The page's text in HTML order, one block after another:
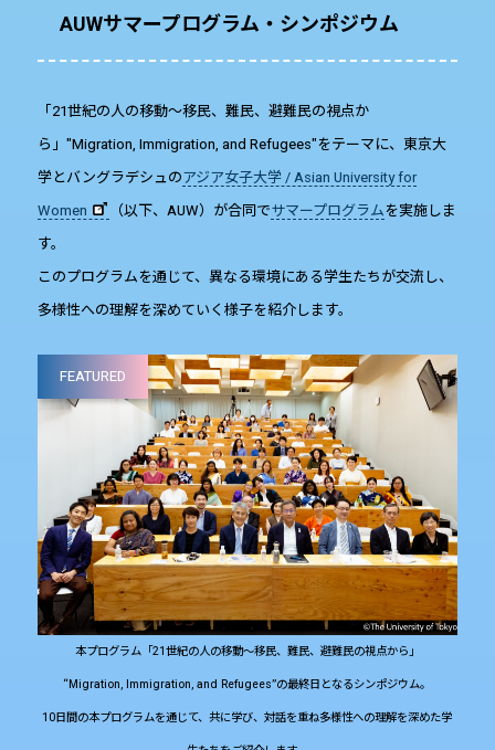
AUWサマープログラム・シンポジウム
「21世紀の人の移動～移民、難民、避難民の視点か
ら」"Migration, Immigration, and Refugees"をテーマに、東京大
学とバングラデシュのアジア女子大学 / Asian University for
Women
（以下、AUW）が合同でサマープログラムを実施しま
す。
このプログラムを通じて、異なる環境にある学生たちが交流し、
多様性への理解を深めていく様子を紹介します。
FEATURED
本プログラム「21世紀の人の移動～移民、難民、避難民の視点から」
“Migration, Immigration, and Refugees”の最終日となるシンポジウム。
10日間の本プログラムを通じて、共に学び、対話を重ね多様性への理解を深めた学